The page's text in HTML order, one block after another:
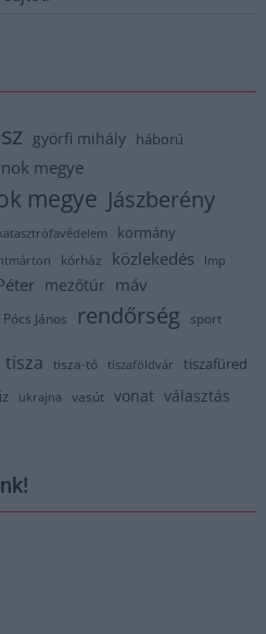
györfi mihály háború
megye
megye Jászberény
kormány
kórház közlekedés lmp
mezőtúr máv
Pócs János rendőrség sport
tisza tisza-tó tiszaföldvár tiszafüred
ukrajna vasút vonat választás